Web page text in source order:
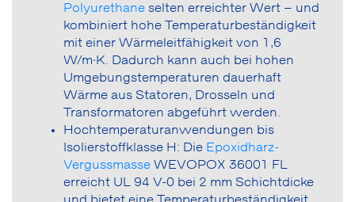
Polyurethane selten erreichter Wert – und
kombiniert hohe Temperaturbeständigkeit
mit einer Wärmeleitfähigkeit von 1,6
W/m·K. Dadurch kann auch bei hohen
Umgebungstemperaturen dauerhaft
Wärme aus Statoren, Drosseln und
Transformatoren abgeführt werden.
Hochtemperaturanwendungen bis
Isolierstoffklasse H: Die Epoxidharz-
Vergussmasse WEVOPOX 36001 FL
erreicht UL 94 V-0 bei 2 mm Schichtdicke
und bietet eine Temperaturbeständigkeit